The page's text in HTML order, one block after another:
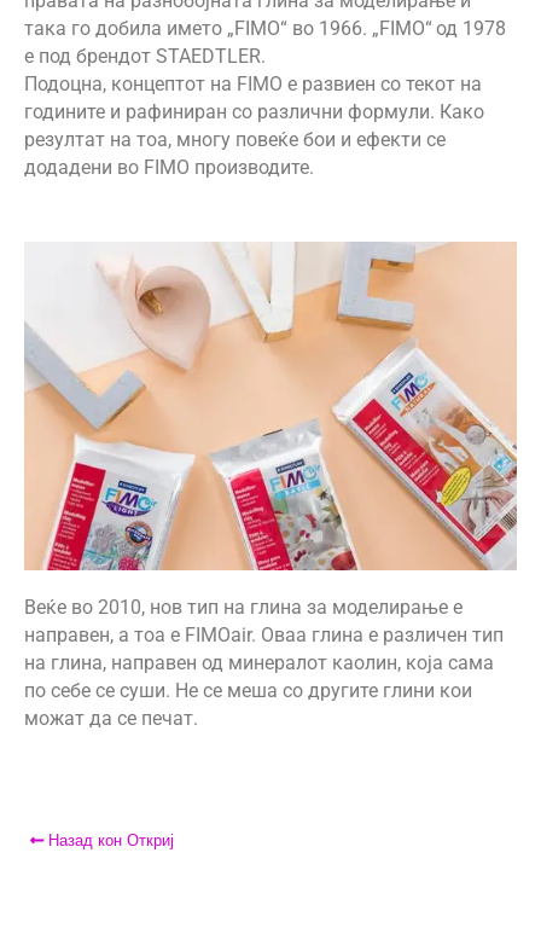
така го добила името „FIMO“ во 1966. „FIMO“од 1978
е под брендот STAEDTLER.
Подоцна, концептот на FIMO е развиен со текот на
годините и рафиниран со различни формули. Како
резултат на тоа, многу повеќе бои и ефекти се
додадени во FIMO производите.
Веќе во 2010, нов тип на глина за моделирање е
направен, а тоа е FIMOair. Оваа глина е различен тип
на глина, направен од минералот каолин, која сама
по себе се суши. Не се меша со другите глини кои
можат да се печат.
Назад кон Откриј
КОНТАКТ ИНФО
АДРЕСА:
ул. 3та Македонска Бригада бр.46
ТЕЛЕФОН:
0038977640534
EMAIL:
contact@moehobi.mk
РАБОТНО ВРЕМЕ:
ЛИНКОВИ